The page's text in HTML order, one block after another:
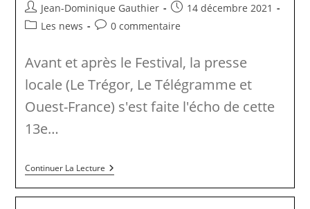
Auteur/autrice
de
Jean-Dominique Gauthier
Publication
publiée :
14 décembre 2021
PostLes news
Commentaires
publication :
0 commentaire
Avant et après le Festival, la presse
locale (Le Trégor, Le Télégramme et
Ouest-France) s'est faite l'écho de cette
13e…
Continuer La LectureArmoricourt
–
La
Presse